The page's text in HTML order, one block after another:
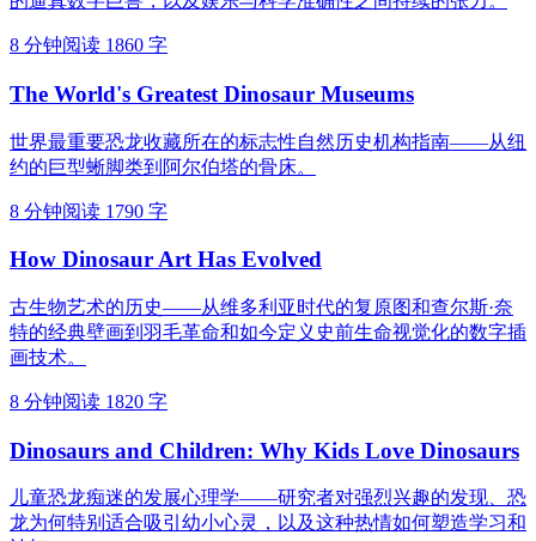
8 分钟阅读 1860 字
The World's Greatest Dinosaur Museums
世界最重要恐龙收藏所在的标志性自然历史机构指南——从纽
约的巨型蜥脚类到阿尔伯塔的骨床。
8 分钟阅读 1790 字
How Dinosaur Art Has Evolved
古生物艺术的历史——从维多利亚时代的复原图和查尔斯·奈
特的经典壁画到羽毛革命和如今定义史前生命视觉化的数字插
画技术。
8 分钟阅读 1820 字
Dinosaurs and Children: Why Kids Love Dinosaurs
儿童恐龙痴迷的发展心理学——研究者对强烈兴趣的发现、恐
龙为何特别适合吸引幼小心灵，以及这种热情如何塑造学习和